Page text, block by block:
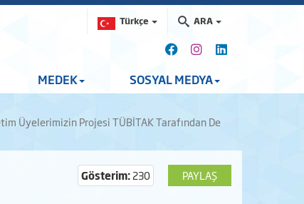
Türkçe ARA
MEDEK SOSYAL MEDYA
Üyelerimizin Projesi TÜBİTAK Tarafından De
PAYLAŞ
Gösterim:230